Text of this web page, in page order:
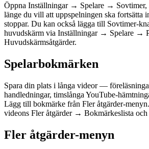
Öppna Inställningar → Spelare → Sovtimer,
länge du vill att uppspelningen ska fortsätta
stoppar. Du kan också lägga till Sovtimer-
huvudskärm via Inställningar → Spelare →
Huvudskärmsåtgärder.
Spelarbokmärken
Spara din plats i långa videor —
handledningar, timslånga YouTube-
Lägg till bokmärke från Fler åtgärder-
videons Fler åtgärder → Bokmärkeslista och
Fler åtgärder-menyn